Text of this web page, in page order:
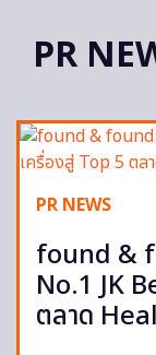
PR
PR NEWS
found &
No.1 JK
ตลาด